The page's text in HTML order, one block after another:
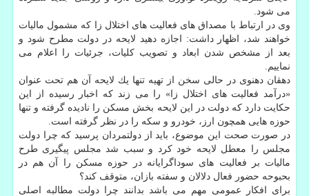
می شود.
وی در ارتباط با مصداق های فعالیت های اختلال زا كه مشمول مالیات
خواهند شد، اظهار داشت: اجازه دهید لایحه در دولت مطرح شود و
بعد از مشخص شدن ابعاد و تصویب كلیات، جرئیات را اعلام می
نماییم.
دهقان دهنوی در حالی سخن از تهیه تنها یك لایحه آن هم تحت عنوان
«درآمد فعالیت های اختلال زا» را می زند كه اخبار رسیده از این
حكایت دارد كه دولت در این لایحه بخش مسكن را نادیده گرفته و تنها
حوزه هایی همچون ارز، خودرو و سكه را در نظر گرفته است.
در صورت صحت این موضوع، باید از دولتمردان پرسید كه چرا دولت
مجلس را معطل لایحه خود كرد و سبب شد مجلس پیگیری طرح
مالیات بر فعالیت های سوداگرایانه در حوزه مسكن را آن هم در
بحبوحه حضور فعال دلالان و سفته بازان، متوقف كند؟
برای افكار عمومی مهم می باشد بدانند چرا دولت مطالبه اصلی